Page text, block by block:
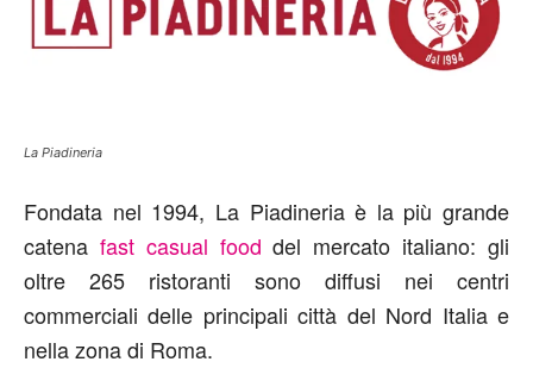
La Piadineria
Fondata nel 1994, La Piadineria è la più grande
catena fast casual food del mercato italiano: gli
oltre 265 ristoranti sono diffusi nei centri
commerciali delle principali città del Nord Italia e
nella zona di Roma.